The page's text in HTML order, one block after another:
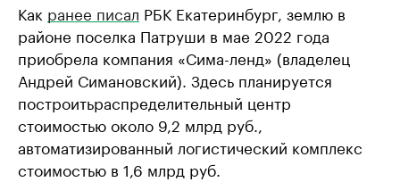
Как ранее писал РБК Екатеринбург, землю в
районе поселка Патруши в мае 2022 года
приобрела компания «Сима-ленд» (владелец
Андрей Симановский). Здесь планируется
построитьраспределительный центр
стоимостью около 9,2 млрд руб.,
автоматизированный логистический комплекс
стоимостью в 1,6 млрд руб.